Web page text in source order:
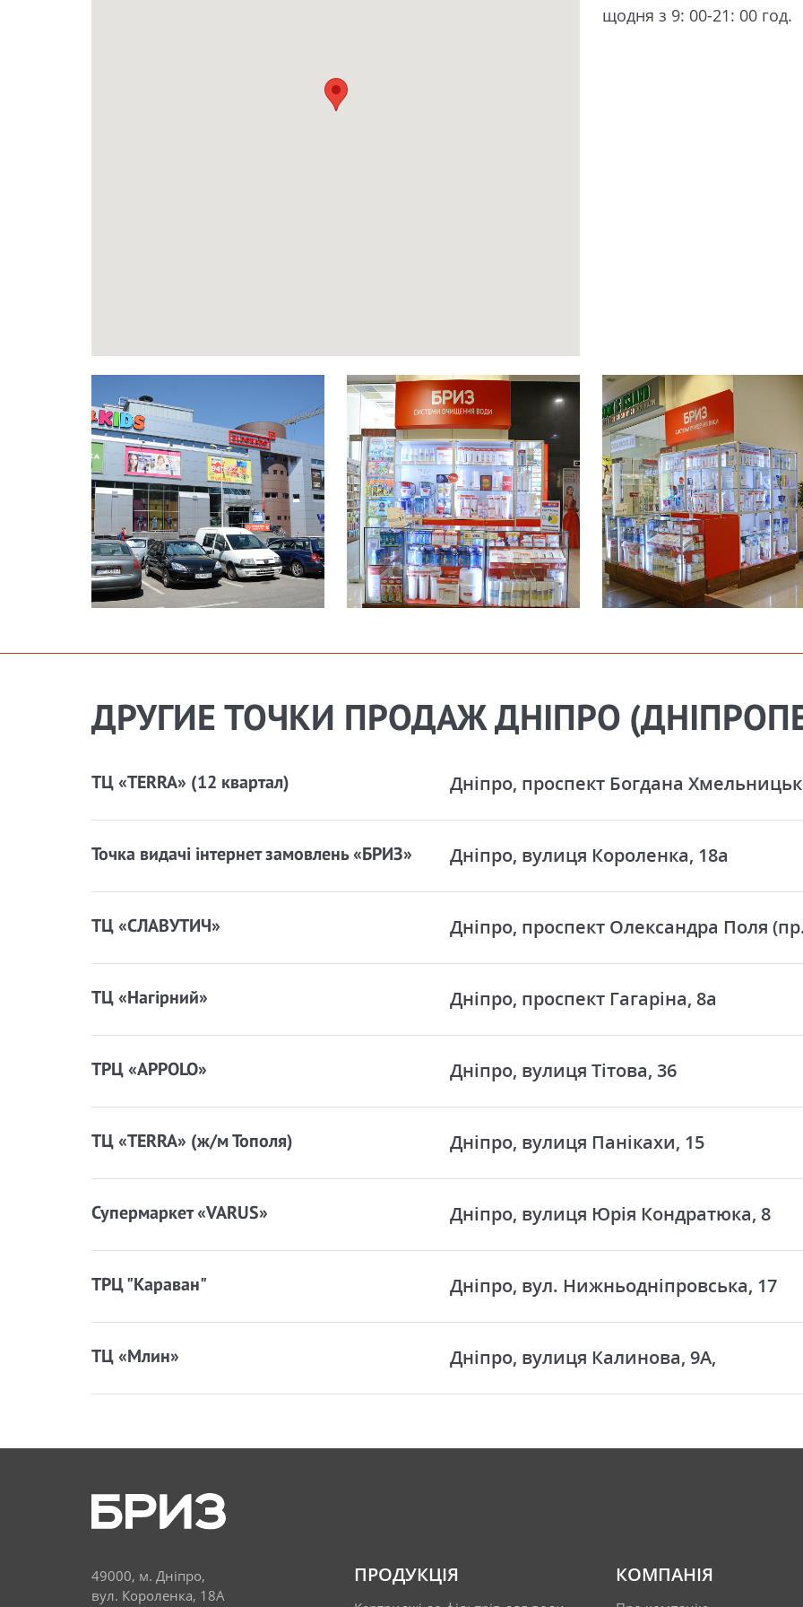
щодня з 9: 00-21: 00 год.
ДРУГИЕ ТОЧКИ ПРОДАЖ ДНІПРО
ТЦ «TERRA» (12 квартал) Дніпро, проспект Богдана
Точка видачі інтернет замовлень «БРИЗ» Дніпро, вулиця Короленка, 18а
ТЦ «СЛАВУТИЧ» Дніпро, проспект Олександра Поля
ТЦ «Нагірний» Дніпро, проспект Гагаріна, 8а
ТРЦ «APPOLO» Дніпро, вулиця Тітова, 36
ТЦ «TERRA» (ж/м Тополя) Дніпро, вулиця Панікахи, 15
Супермаркет «VARUS» Дніпро, вулиця Юрія Кондратюка, 8
ТРЦ "Караван" Дніпро, вул. Нижньодніпровська, 17
ТЦ «Млин» Дніпро, вулиця Калинова, 9А,
49000, м. Дніпро,
вул. Короленка, 18А
ПРОДУКЦІЯ КОМПАНІЯ